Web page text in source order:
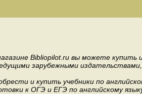
Bibliopilot.ru вы можете купить
зарубежными издательствами,
и купить учебники по
к ОГЭ и ЕГЭ по английскому